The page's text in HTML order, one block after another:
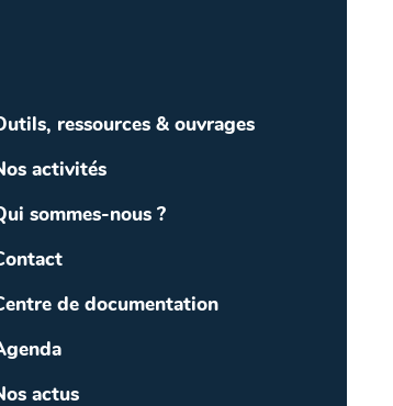
ressources & ouvrages
activités
sommes-nous ?
de documentation
actus